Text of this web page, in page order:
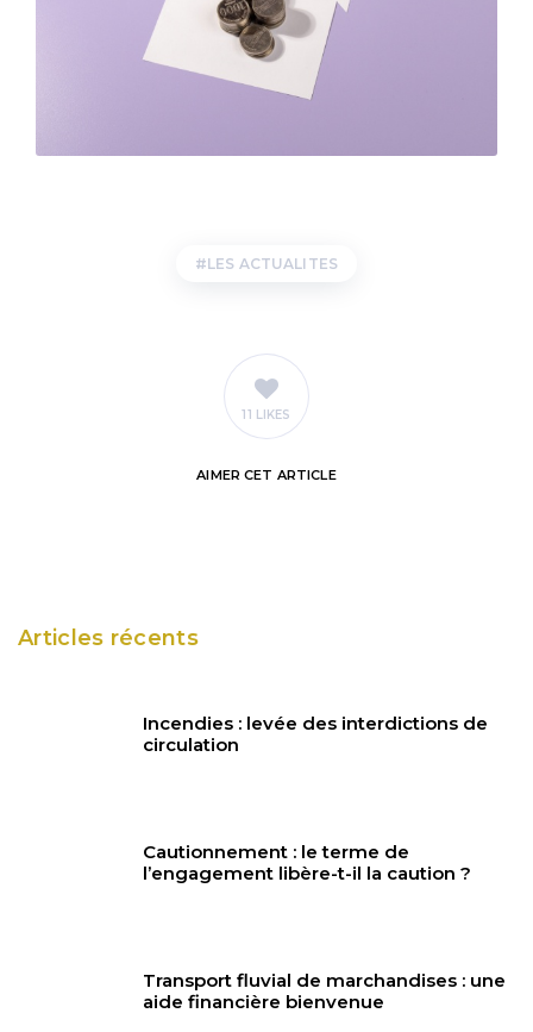
LES ACTUALITES
11 LIKES
AIMER CET ARTICLE
Articles récents
Incendies : levée des interdictions de
circulation
Cautionnement : le terme de
l’engagement libère-t-il la caution ?
Transport fluvial de marchandises : une
aide financière bienvenue